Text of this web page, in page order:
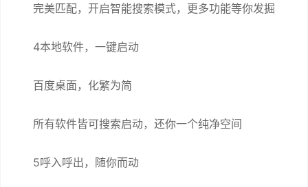
完美匹配，开启智能搜索模式，更多功能等你发掘
4本地软件，一键启动
百度桌面，化繁为简
所有软件皆可搜索启动，还你一个纯净空间
5呼入呼出，随你而动